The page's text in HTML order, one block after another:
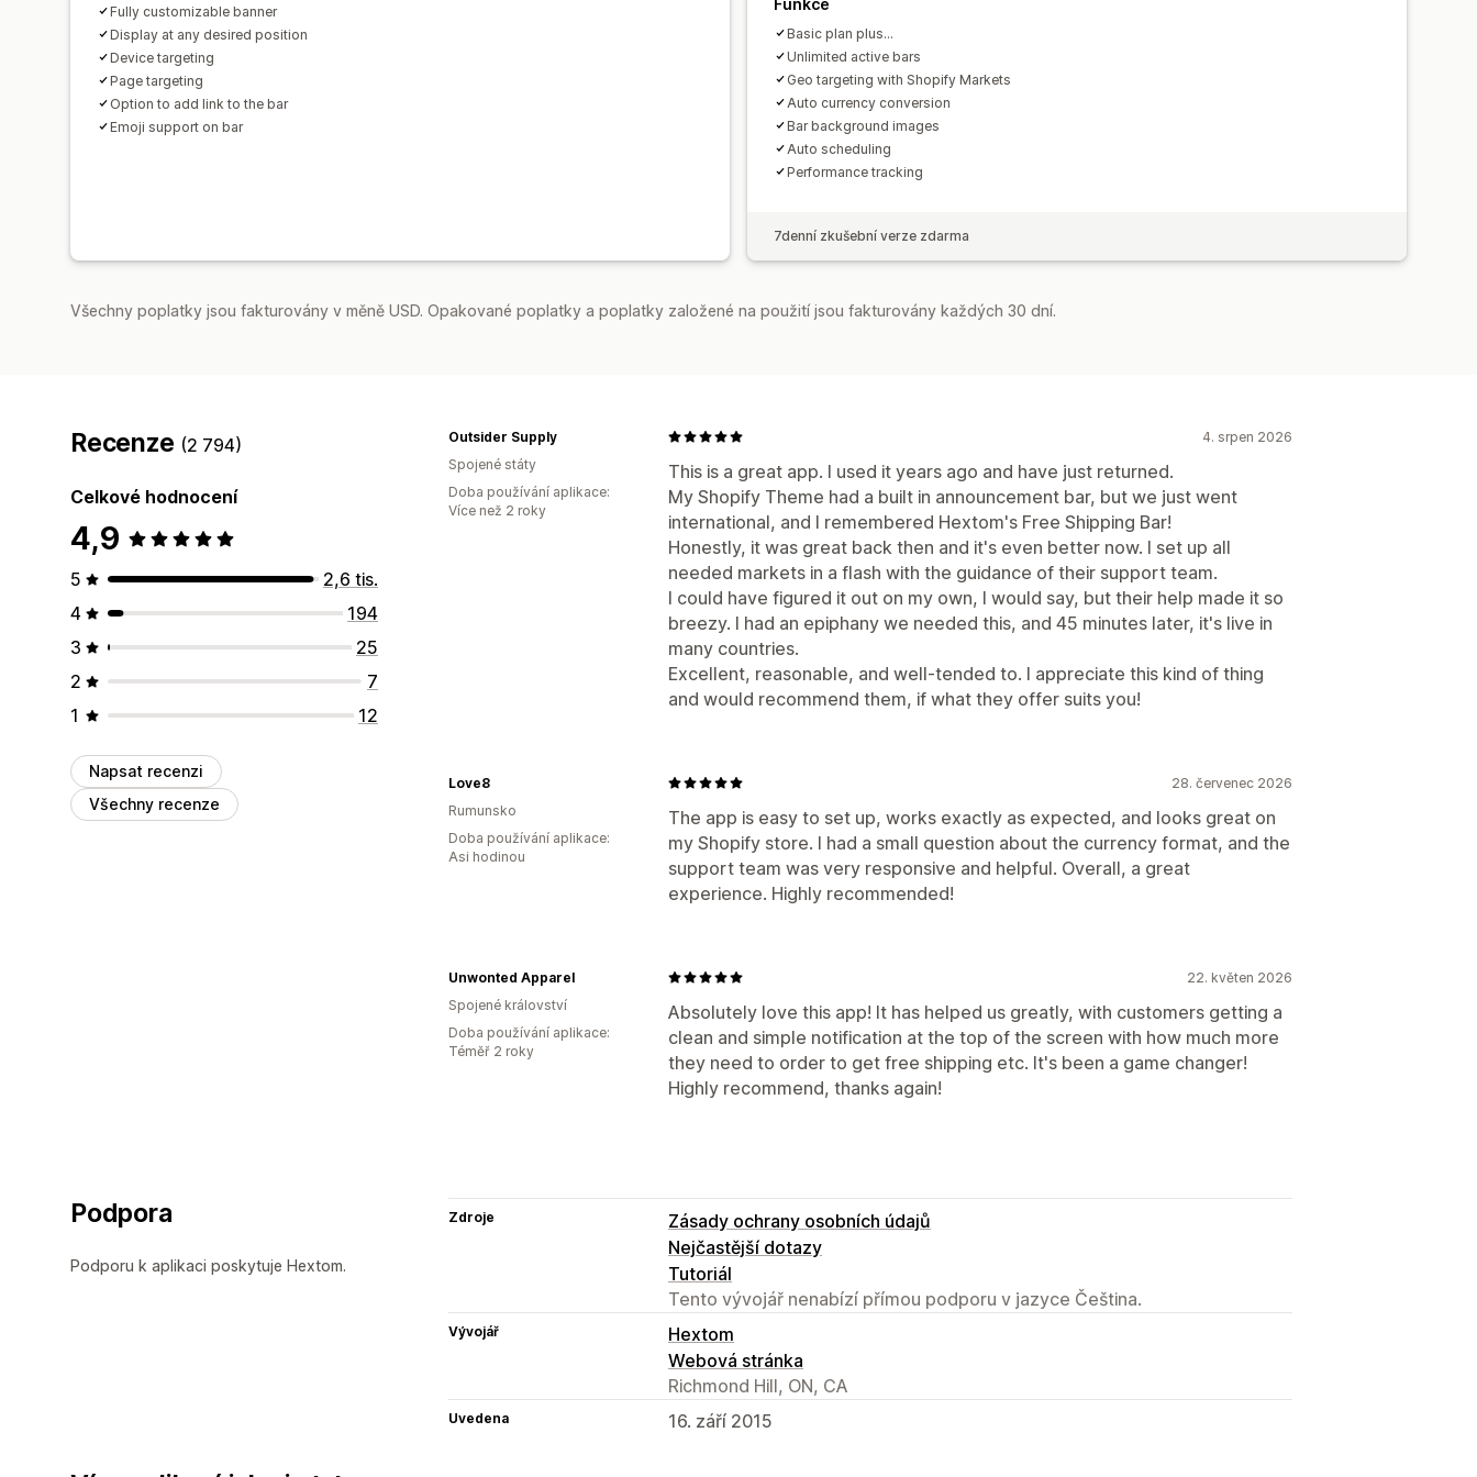
Fully customizable banner
Display at any desired position
Device targeting
Page targeting
Option to add link to the bar
Emoji support on bar
Basic plan plus...
Unlimited active bars
Geo targeting with Shopify Markets
Auto currency conversion
Bar background images
Auto scheduling
Performance tracking
7denní zkušební verze zdarma
Všechny poplatky jsou fakturovány v měně USD. Opakované poplatky a poplatky založené na použití jsou fakturovány každých 30 dní.
Recenze (2 794)
Celkové hodnocení
4,9
5
2,6 tis.
4
194
3
25
2
7
1
12
Napsat recenzi
Všechny recenze
4. srpen 2026
This is a great app. I used it years ago and have just returned.
My Shopify Theme had a built in announcement bar, but we just went
international, and I remembered Hextom's Free Shipping Bar!
Honestly, it was great back then and it's even better now. I set up all
needed markets in a flash with the guidance of their support team.
I could have figured it out on my own, I would say, but their help made it so
breezy. I had an epiphany we needed this, and 45 minutes later, it's live in
many countries.
Excellent, reasonable, and well-tended to. I appreciate this kind of thing
and would recommend them, if what they offer suits you!
Outsider Supply
Spojené státy
Doba používání aplikace:
Více než 2 roky
28. červenec 2026
The app is easy to set up, works exactly as expected, and looks great on
my Shopify store. I had a small question about the currency format, and the
support team was very responsive and helpful. Overall, a great
experience. Highly recommended!
Love8
Rumunsko
Doba používání aplikace:
Asi hodinou
22. květen 2026
Absolutely love this app! It has helped us greatly, with customers getting a
clean and simple notification at the top of the screen with how much more
they need to order to get free shipping etc. It's been a game changer!
Highly recommend, thanks again!
Unwonted Apparel
Spojené království
Doba používání aplikace:
Téměř 2 roky
Podpora
Podporu k aplikaci poskytuje Hextom.
Zdroje
Zásady ochrany osobních údajů
Nejčastější dotazy
Tutoriál
Tento vývojář nenabízí přímou podporu v jazyce Čeština.
Vývojář
Hextom
Webová stránka
Richmond Hill, ON, CA
Uvedena 16. září 2015